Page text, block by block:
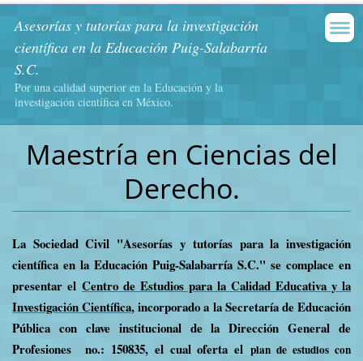
Asesorías y tutorías para la investigación
científica en la Educación Puig-Salabarría
S.C.
Por una calidad superior en la Educación y la
investigación científica en México.
Maestría en Ciencias del
Derecho.
La Sociedad Civil "Asesorías y tutorías para la investigación
científica en la Educación Puig-Salabarría S.C." se complace en
presentar el Centro de Estudios para la Calidad Educativa y la
Investigación Científica, incorporado a la Secretaría de Educación
Pública con clave institucional de la Dirección General de
Profesiones no.: 150835, el cual oferta elplan de estudios con